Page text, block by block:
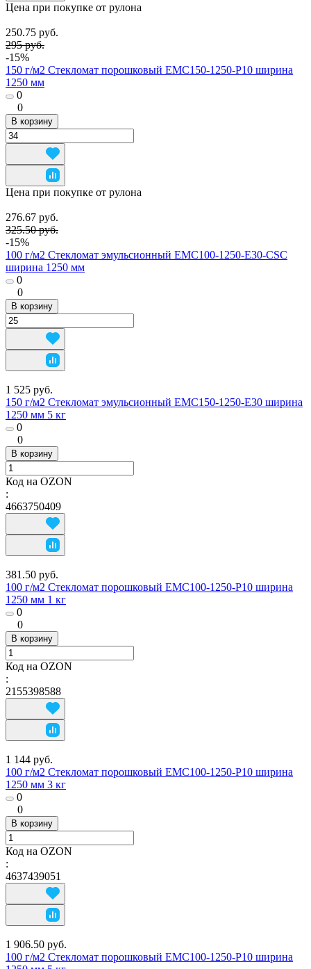
Цена при покупке от рулона
250.75 руб.
295 руб.
-15%
150 г/м2 Стекломат порошковый EMC150-1250-P10 ширина
1250 мм
0
0
В корзину
Цена при покупке от рулона
276.67 руб.
325.50 руб.
-15%
100 г/м2 Стекломат эмульсионный EMC100-1250-E30-CSC
ширина 1250 мм
0
0
В корзину
1 525 руб.
150 г/м2 Стекломат эмульсионный EMC150-1250-E30 ширина
1250 мм 5 кг
0
0
В корзину
Код на OZON
:
4663750409
381.50 руб.
100 г/м2 Стекломат порошковый EMC100-1250-P10 ширина
1250 мм 1 кг
0
0
В корзину
Код на OZON
:
2155398588
1 144 руб.
100 г/м2 Стекломат порошковый EMC100-1250-P10 ширина
1250 мм 3 кг
0
0
В корзину
Код на OZON
:
4637439051
1 906.50 руб.
100 г/м2 Стекломат порошковый EMC100-1250-P10 ширина